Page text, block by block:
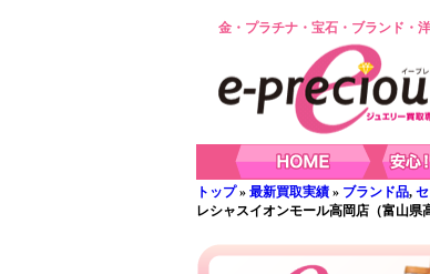
金・プラチナ・宝石・ブランド・
トップ» 最新買取実績 » ブランド品,
レシャスイオンモール高岡店（富山県